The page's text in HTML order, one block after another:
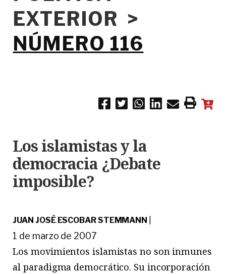
EXTERIOR >
NÚMERO 116
Los islamistas y la
democracia ¿Debate
imposible?
JUAN JOSÉ ESCOBAR STEMMANN
1 de marzo de 2007
Los movimientos islamistas no son inmunes
al paradigma democrático. Su incorporación